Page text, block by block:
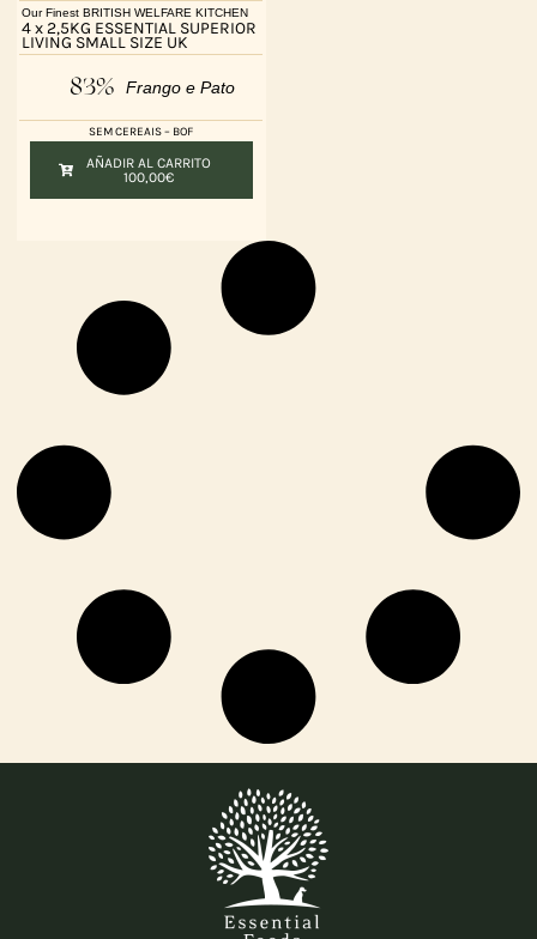
Our Finest BRITISH WELFARE KITCHEN
4 x 2,5KG ESSENTIAL SUPERIOR
LIVING SMALL SIZE UK
83% Frango e Pato
SEM CEREAIS – BOF
AÑADIR AL CARRITO
100,00€